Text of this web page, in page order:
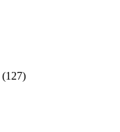
(127)